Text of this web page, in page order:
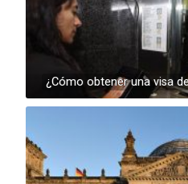
¿Cómo obtener una visa